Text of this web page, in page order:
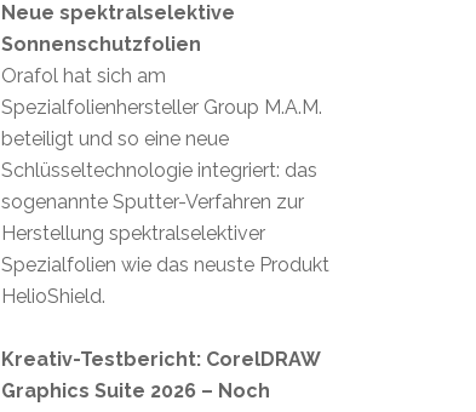
Neue spektralselektive
Sonnenschutzfolien
Orafol hat sich am
Spezialfolienhersteller Group M.A.M.
beteiligt und so eine neue
Schlüsseltechnologie integriert: das
sogenannte Sputter-Verfahren zur
Herstellung spektralselektiver
Spezialfolien wie das neuste Produkt
HelioShield.
Kreativ-Testbericht: CorelDRAW
Graphics Suite 2026 – Noch